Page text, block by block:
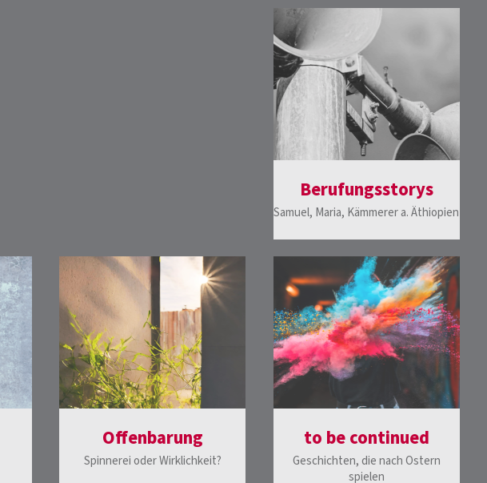
Berufungsstorys
Samuel, Maria, Kämmerer a. Äthiopien
Offenbarung
Spinnerei oder Wirklichkeit?
to be continued
Geschichten, die nach Ostern
spielen